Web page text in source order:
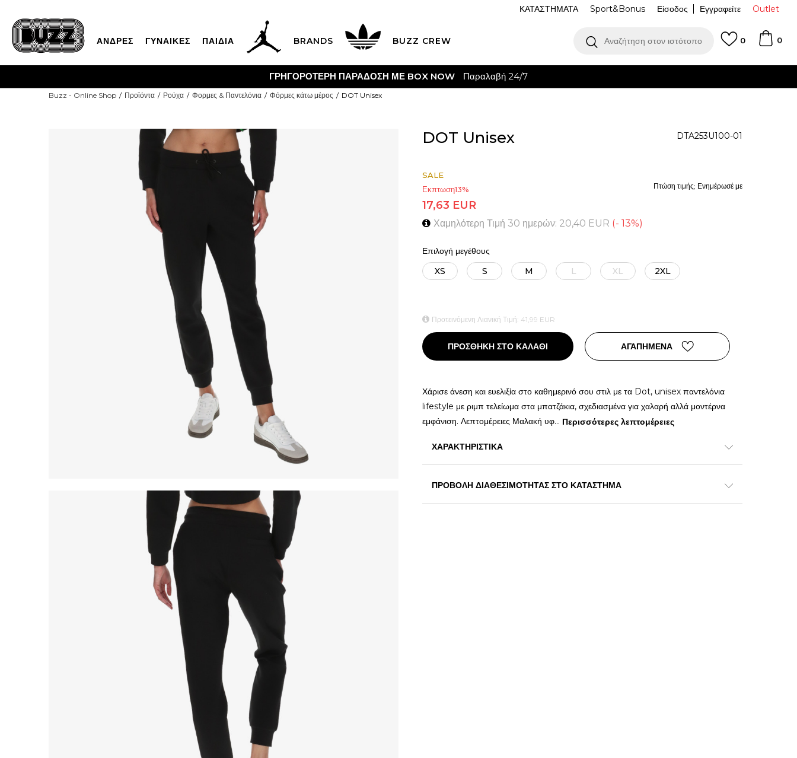
Outlet
Είσοδος Εγγραφείτε
ΚΑΤΑΣΤΗΜΑΤΑ Sport&Bonus
ΑΝΔΡΕΣ ΓΥΝΑΙΚΕΣ ΠΑΙΔΙΑ BRANDS BUZZ CREW Αναζήτηση στον ιστότοπο 0
0
ΓΡΗΓΟΡΟΤΕΡΗ ΠΑΡΑΔΟΣΗ ΜΕ BOX NOW Παραλαβή 24/7
Buzz - Online Shop Προϊόντα Ρούχα Φορμες & Παντελόνια Φόρμες κάτω μέρος DOT Unisex
DOT Unisex DTA253U100-01
SALE
Εκπτωση13%
17,63 EUR
Χαμηλότερη Τιμή 30 ημερών: 20,40 EUR (- 13%)
Πτώση τιμής; Ενημέρωσέ με
Επιλογή μεγέθους
XS
S M L XL 2XL
Προτεινόμενη Λιανική Τιμή: 41,99 EUR
ΠΡΟΣΘΗΚΗ ΣΤΟ ΚΑΛΑΘΙ ΑΓΑΠΗΜΕΝΑ
Χάρισε άνεση και ευελιξία στο καθημερινό σου στιλ με τα Dot, unisex παντελόνια
lifestyle με ριμπ τελείωμα στα μπατζάκια, σχεδιασμένα για χαλαρή αλλά μοντέρνα
εμφάνιση. Λεπτομέρειες Μαλακή υφ... Περισσότερες λεπτομέρειες
ΧΑΡΑΚΤΗΡΙΣΤΙΚΑ
ΠΡΟΒΟΛΗ ΔΙΑΘΕΣΙΜΟΤΗΤΑΣ ΣΤΟ ΚΑΤΑΣΤΗΜΑ